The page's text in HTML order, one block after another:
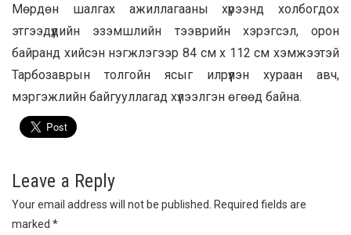
Мөрдөн шалгах ажиллагааны хүрээнд холбогдох
этгээдүүдийн эзэмшлийн тээврийн хэрэгсэл, орон
байранд хийсэн нэгжлэгээр 84 см х 112 см хэмжээтэй
Тарбозаврын толгойн ясыг илрүүлэн хураан авч,
мэргэжлийн байгууллагад хүлээлгэн өгөөд байна.
Leave a Reply
Your email address will not be published. Required fields are
marked *